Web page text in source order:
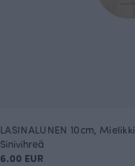
LASINALUNEN 10cm, Mielikki
Sinivihreä
6.00 EUR